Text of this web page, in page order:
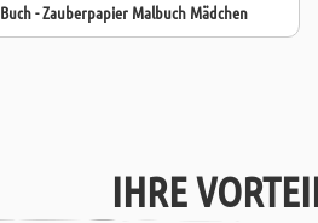
Buch - Zauberpapier Malbuch Mädchen
IHRE